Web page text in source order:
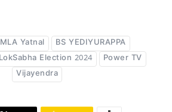
Yatnal
BS YEDIYURAPPA
LokSabha Election 2024
Power TV
Vijayendra